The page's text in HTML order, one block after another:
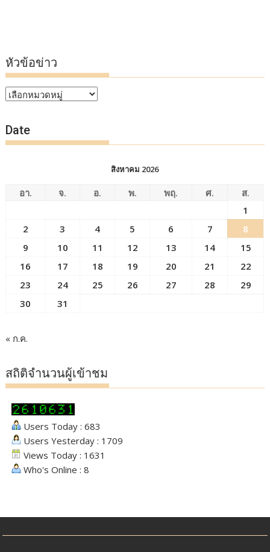
หัวข้อข่าว
หัวข้อ
Date
สิงหาคม 2026
อา. จ. อ. พ. พฤ. ศ.
ส.
1
2
3 4 5 6 7
8
9
10 11 12 13 14
15
16
17 18 19 20 21
22
23
24 25 26 27 28
29
30
31
« ก.ค.
สถิติจำนวนผู้เข้าชม
Users Today : 683
Users Yesterday : 1709
Views Today : 1631
Who's Online : 8